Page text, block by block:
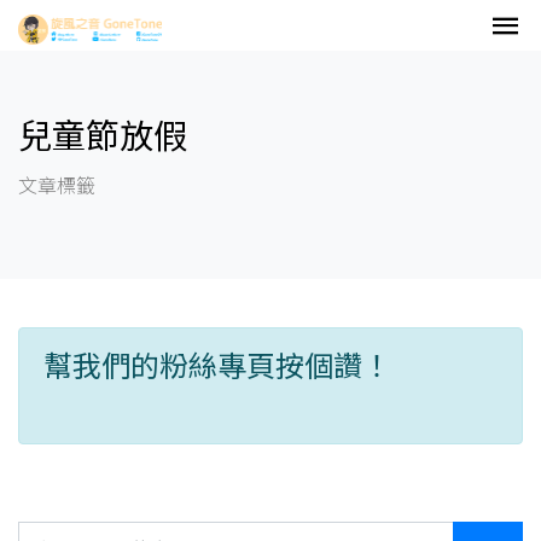
兒童節放假
文章標籤
幫我們的粉絲專頁按個讚！